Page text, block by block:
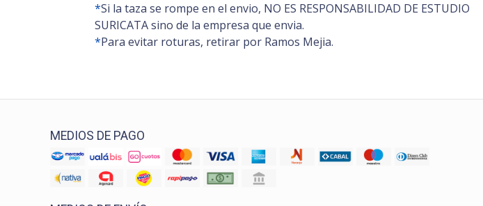
*Si la taza se rompe en el envio, NO ES RESPONSABILIDAD DE ESTUDIO
SURICATA sino de la empresa que envia.
*Para evitar roturas, retirar por Ramos Mejia.
MEDIOS DE PAGO